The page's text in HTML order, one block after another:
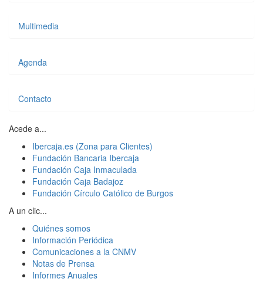
Multimedia
Agenda
Contacto
Acede a...
Ibercaja.es (Zona para Clientes)
Fundación Bancaria Ibercaja
Fundación Caja Inmaculada
Fundación Caja Badajoz
Fundación Círculo Católico de Burgos
A un clic...
Quiénes somos
Información Periódica
Comunicaciones a la CNMV
Notas de Prensa
Informes Anuales